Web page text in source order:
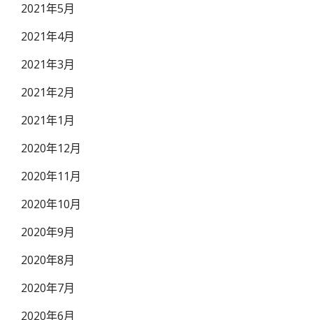
2021年5月
2021年4月
2021年3月
2021年2月
2021年1月
2020年12月
2020年11月
2020年10月
2020年9月
2020年8月
2020年7月
2020年6月